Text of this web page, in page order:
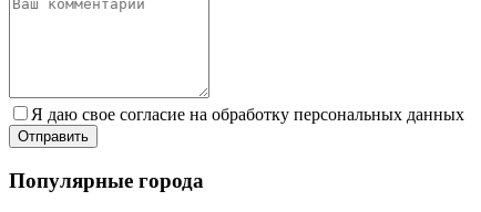
Я даю свое согласие на обработку персональных данных
Популярные города